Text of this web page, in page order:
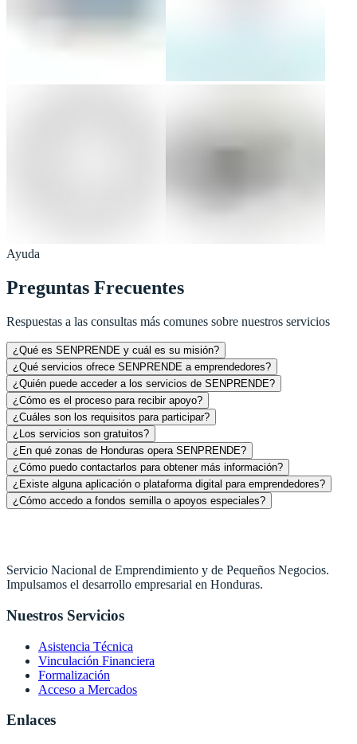
Ayuda
Preguntas Frecuentes
Respuestas a las consultas más comunes sobre nuestros servicios
¿Qué es SENPRENDE y cuál es su misión?
¿Qué servicios ofrece SENPRENDE a emprendedores?
¿Quién puede acceder a los servicios de SENPRENDE?
¿Cómo es el proceso para recibir apoyo?
¿Cuáles son los requisitos para participar?
¿Los servicios son gratuitos?
¿En qué zonas de Honduras opera SENPRENDE?
¿Cómo puedo contactarlos para obtener más información?
¿Existe alguna aplicación o plataforma digital para emprendedores?
¿Cómo accedo a fondos semilla o apoyos especiales?
Servicio Nacional de Emprendimiento y de Pequeños Negocios.
Impulsamos el desarrollo empresarial en Honduras.
Nuestros Servicios
Asistencia Técnica
Vinculación Financiera
Formalización
Acceso a Mercados
Enlaces